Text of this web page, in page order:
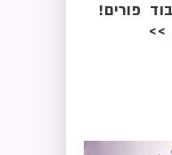
פורים!
>>